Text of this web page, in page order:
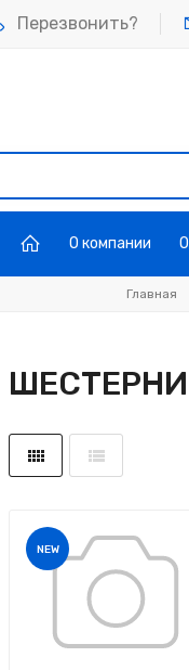
Перезвонить?
О компании
Главная
ШЕСТЕРНИ
NEW